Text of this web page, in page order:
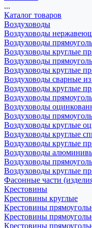
...
Каталог товаров
Воздуховоды
Воздуховоды
Воздуховоды
Воздуховоды круглые
Воздуховоды
Воздуховоды круглые
Воздуховоды сварные
Воздуховоды круглые
Воздуховоды
Воздуховоды
Воздуховоды
Воздуховоды круглые
Воздуховоды круглые
Воздуховоды круглые
Воздуховоды
Воздуховоды
Воздуховоды круглые
Фасонные части
Крестовины
Крестовины круглые
Крестовины
Крестовины
Крестовины